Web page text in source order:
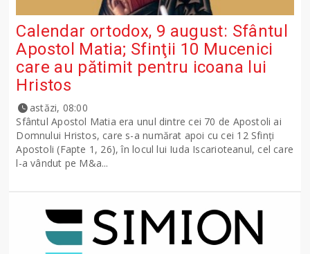
Calendar ortodox, 9 august: Sfântul
Apostol Matia; Sfinţii 10 Mucenici
care au pătimit pentru icoana lui
Hristos
astăzi, 08:00
Sfântul Apostol Matia era unul dintre cei 70 de Apostoli ai
Domnului Hristos, care s-a numărat apoi cu cei 12 Sfinţi
Apostoli (Fapte 1, 26), în locul lui Iuda Iscarioteanul, cel care
l-a vândut pe M&a...